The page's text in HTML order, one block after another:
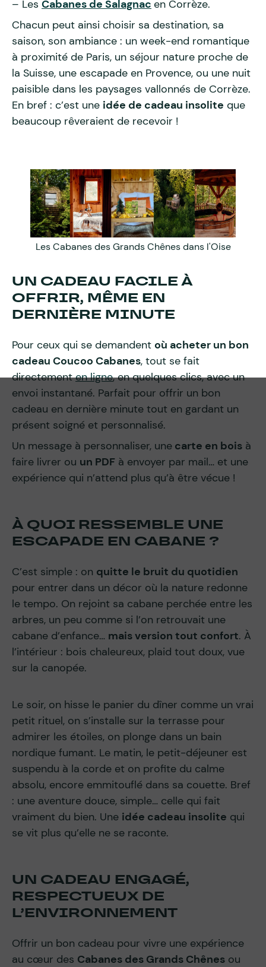
– Les Cabanes de Salagnac en Corrèze.
Chacun peut ainsi choisir sa destination, sa
saison, son ambiance : un week-end romantique
à proximité de Paris, un séjour nature proche de
la Suisse, une escapade en Provence, ou une nuit
paisible dans les paysages vallonnés de Corrèze.
En bref : c’est une idée de cadeau insolite que
beaucoup rêveraient de recevoir !
Les Cabanes des Grands Chênes dans l'Oise
UN CADEAU FACILE À
OFFRIR, MÊME EN
DERNIÈRE MINUTE
Pour ceux qui se demandent où acheter un bon
cadeau Coucoo Cabanes, tout se fait
directementen ligne, en quelques clics, avec un
envoi instantané. Parfait pour offrir un bon
cadeau en dernière minute tout en gardant un
présent soigné et personnalisé.
Un message à personnaliser, une carte en bois à
faire livrer ou un PDF à envoyer par mail… et une
expérience qui n’attend plus qu’à être vécue !
À QUOI RESSEMBLE UNE
ESCAPADE EN CABANE ?
C’est simple : on quitte le bruit du quotidien
pour entrer dans un décor où la nature redonne
le tempo. On rejoint sa cabane perchée entre les
arbres, un peu comme si l’on retrouvait une
cabane d’enfance… mais version tout confort. À
l’intérieur : bois chaleureux, plaid tout doux, vue
sur la canopée.
Le soir, on hisse le panier du dîner comme un vrai
petit rituel, on s’installe sur la terrasse pour
admirer les étoiles, on plonge dans un bain
nordique fumant. Le matin, le petit-déjeuner est
suspendu à la corde et on profite du calme
absolu, encore emmitouflé dans sa couette. Bref
: une aventure douce, simple… celle qui fait
vraiment du bien. Une idée cadeau insolite qui
se vit plus qu’elle ne se raconte.
UN CADEAU ENGAGÉ,
RESPECTUEUX DE
L’ENVIRONNEMENT
Offrir un bon cadeau pour vivre une expérience
au cœur des Cabanes des Grands Chênes ou